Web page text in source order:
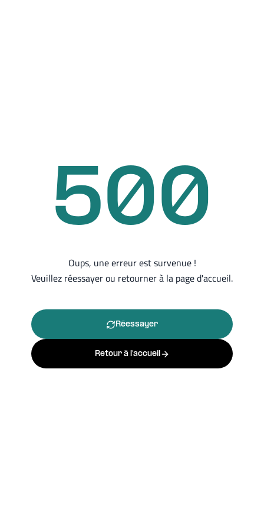
500
Oups, une erreur est survenue !
Veuillez réessayer ou retourner à la page d'accueil.
Réessayer
Retour à l'accueil